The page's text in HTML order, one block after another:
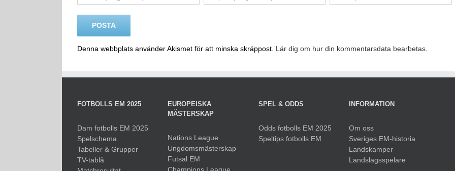
Denna webbplats använder Akismet för att minska skräppost. Lär dig om hur din kommentarsdata bearbetas
FOTBOLLS EM 2025
Dam fotbolls EM 2025
Spelschema
Tabeller & Grupper
TV-tablå
EUROPEISKA
MÄSTERSKAP
Nations League
Ungdomsmästerskap
Futsal EM
SPEL & ODDS
Odds fotbolls EM 2025
Speltips fotbolls EM
INFORMATION
Om oss
Sveriges EM-historia
Landskamper
Landslagsspelare